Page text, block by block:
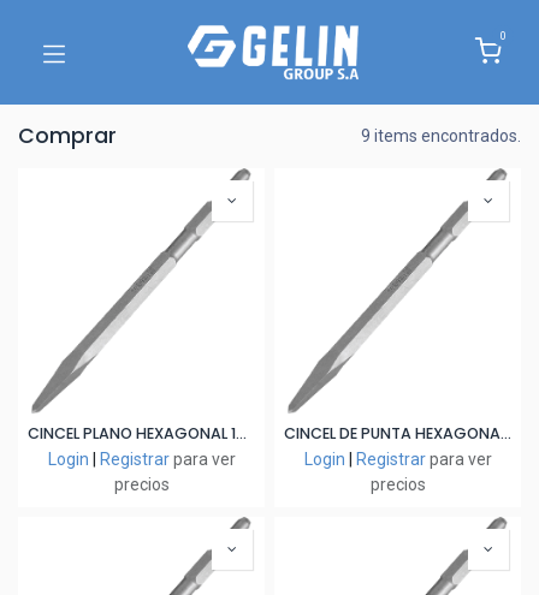
0
Comprar 9 items encontrados.
CINCEL PLANO HEXAGONAL 17×280
Login Registrar para ver
precios
CINCEL DE PUNTA HEXAGONAL 17×280
Login Registrar para ver
precios